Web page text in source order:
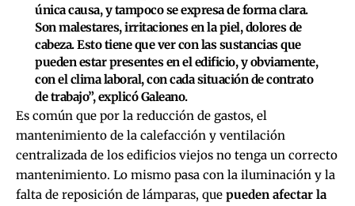
única causa, y tampoco se expresa de forma clara.
Son malestares, irritaciones en la piel, dolores de
cabeza. Esto tiene que ver con las sustancias que
pueden estar presentes en el edificio, y obviamente,
con el clima laboral, con cada situación de contrato
de trabajo”, explicó Galeano.
Es común que por la reducción de gastos, el
mantenimiento de la calefacción y ventilación
centralizada de los edificios viejos no tenga un correcto
mantenimiento. Lo mismo pasa con la iluminación y la
falta de reposición de lámparas, que pueden afectar la